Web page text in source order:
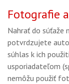
Fotografie
Nahrať do súťaže
potvrdzujete
súhlas k ich
usporiadateľom
nemôžu použiť